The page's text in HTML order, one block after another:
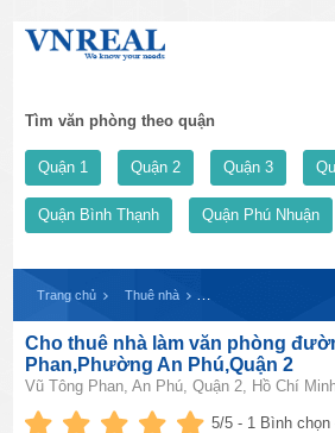
Tìm văn phòng theo quận
Quận 1 Quận 2 Quận 3
Quận Bình Thạnh Quận Phú Nhuận
Trang chủ Thuê nhà
Cho thuê nhà làm văn phòng
Phan,Phường An Phú,Quận 2
Vũ Tông Phan, An Phú, Quận 2, Hồ Chí
5/5 - 1 Bình